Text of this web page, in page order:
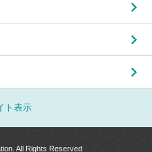
ト表示
All Rights Reserved